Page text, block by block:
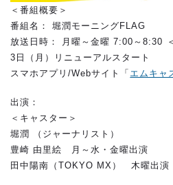
＜番組概要＞
番組名： 堀潤モーニングFLAG
放送日時： 月曜～金曜 7:00～8:30
3日（月）リニューアルスタート
スマホアプリ/Webサイト「 エムキャ
出演：
＜キャスター＞
堀潤 （ジャーナリスト）
豊崎 由里絵 月～水・金曜出演
田中陽南（TOKYO MX） 木曜出演